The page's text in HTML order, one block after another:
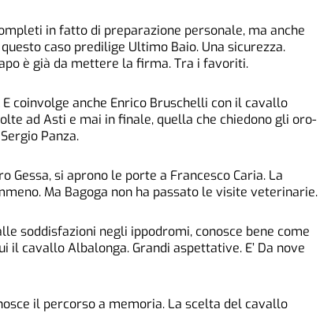
in fatto di preparazione personale, ma anche
caso predilige Ultimo Baio. Una sicurezza.
è già da mettere la firma. Tra i favoriti.
coinvolge anche Enrico Bruschelli con il cavallo
ad Asti e mai in finale, quella che chiedono gli oro-
Panza.
Gessa, si aprono le porte a Francesco Caria. La
Ma Bagoga non ha passato le visite veterinarie.
soddisfazioni negli ippodromi, conosce bene come
il cavallo Albalonga. Grandi aspettative. E’ Da nove
il percorso a memoria. La scelta del cavallo